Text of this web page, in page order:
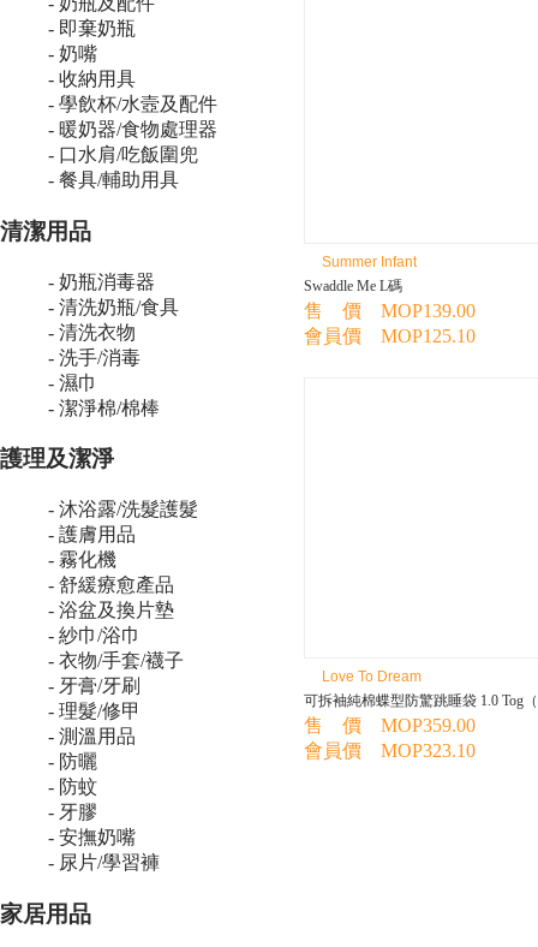
- 即棄奶瓶
- 奶嘴
- 收納用具
- 學飲杯/水壼及配件
- 暖奶器/食物處理器
- 口水肩/吃飯圍兜
- 餐具/輔助用具
清潔用品
- 奶瓶消毒器
- 清洗奶瓶/食具
- 清洗衣物
- 洗手/消毒
- 濕巾
- 潔淨棉/棉棒
護理及潔淨
- 沐浴露/洗髮護髮
- 護膚用品
- 霧化機
- 舒緩療愈產品
- 浴盆及換片墊
- 紗巾/浴巾
- 衣物/手套/襪子
- 牙膏/牙刷
- 理髮/修甲
- 測溫用品
- 防曬
- 防蚊
- 牙膠
- 安撫奶嘴
- 尿片/學習褲
家居用品
Summer Infant
Swaddle Me L碼
售 價 MOP139.00
會員價 MOP125.10
Love To Dream
可拆袖純棉蝶型防驚跳睡袋 1.0 Tog
售 價 MOP359.00
會員價 MOP323.10